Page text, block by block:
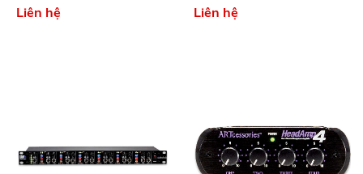
Liên hệ Liên hệ